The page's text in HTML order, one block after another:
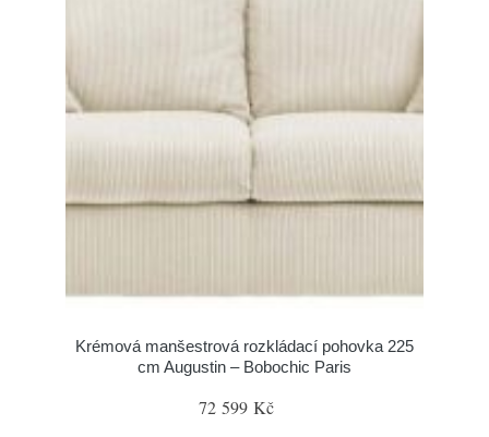
Krémová manšestrová rozkládací pohovka 225
cm Augustin – Bobochic Paris
72 599 Kč